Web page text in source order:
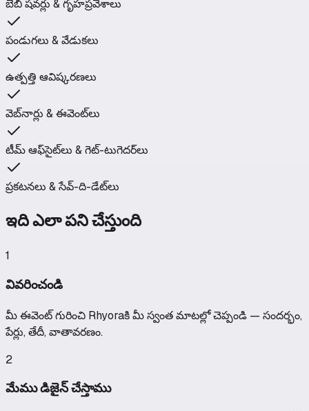
బేబీ షవర్లు & గృహప్రవేశాలు
పండుగలు & వేడుకలు
ఉత్పత్తి ఆవిష్కరణలు
వెబ్‌నార్లు & ఈవెంట్‌లు
టీమ్ ఆఫ్‌సైట్‌లు & గెట్-టుగెదర్‌లు
ప్రకటనలు & సేవ్-ది-డేట్‌లు
ఇది ఎలా పని చేస్తుంది
1
వివరించండి
మీ ఈవెంట్ గురించి Rhyoraకి మీ స్వంత మాటల్లో చెప్పండి — సందర్భం,
పేర్లు, తేదీ, వాతావరణం.
2
మేము డిజైన్ చేస్తాము